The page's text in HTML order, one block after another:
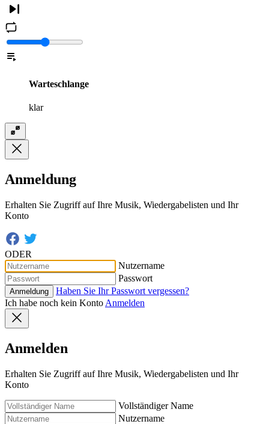
Warteschlange
klar
Anmeldung
Erhalten Sie Zugriff auf Ihre Musik, Wiedergabelisten und Ihr
Konto
ODER
Nutzername
Passwort
Anmeldung
Haben Sie Ihr Passwort vergessen?
Ich habe noch kein Konto Anmelden
Anmelden
Erhalten Sie Zugriff auf Ihre Musik, Wiedergabelisten und Ihr
Konto
Vollständiger Name
Nutzername